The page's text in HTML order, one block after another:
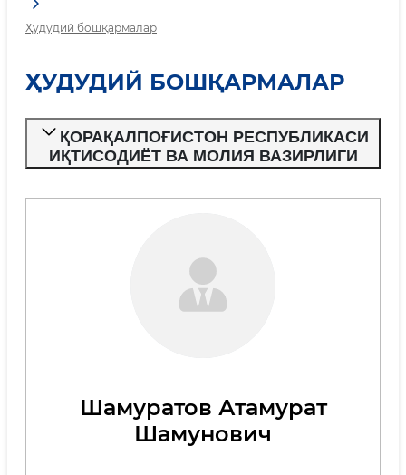
Ҳудудий бошқармалар
ҲУДУДИЙ БОШҚАРМАЛАР
ҚОРАҚАЛПОҒИСТОН РЕСПУБЛИКАСИ
ИҚТИСОДИЁТ ВА МОЛИЯ ВАЗИРЛИГИ
Шамуратов Атамурат
Шамунович